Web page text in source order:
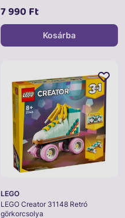
7 990 Ft
Kosárba
LEGO
LEGO Creator 31148 Retró
görkorcsolya